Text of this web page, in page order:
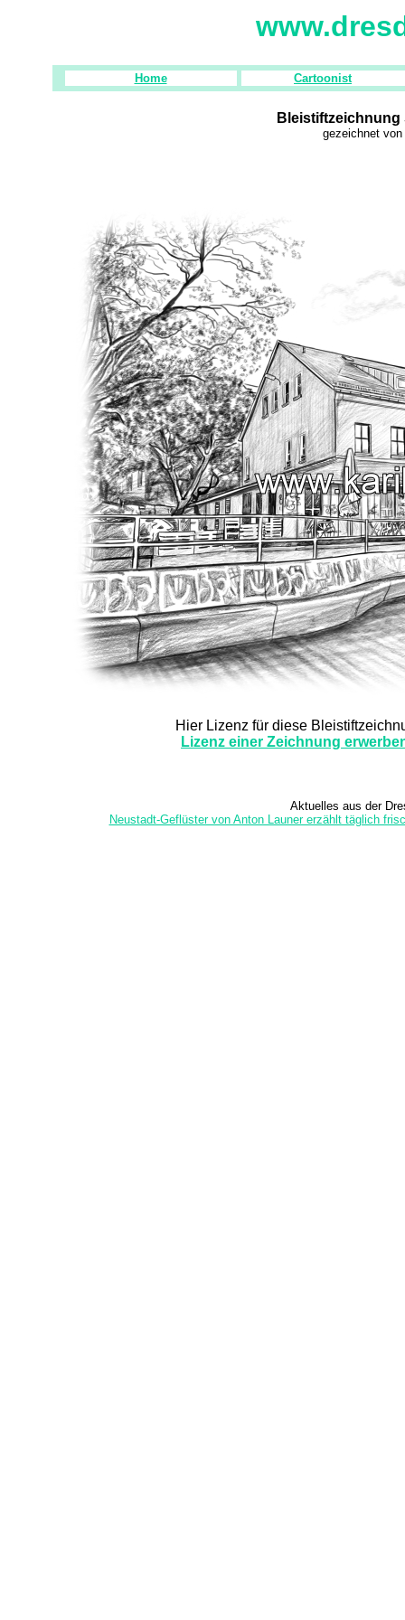
Home Cartoonist
Bleistiftzeichnung
gezeichnet von
Hier Lizenz für diese
Lizenz einer Zeichnung
Aktuelles aus der
Neustadt-Geflüster von Anton Launer erzählt täglich